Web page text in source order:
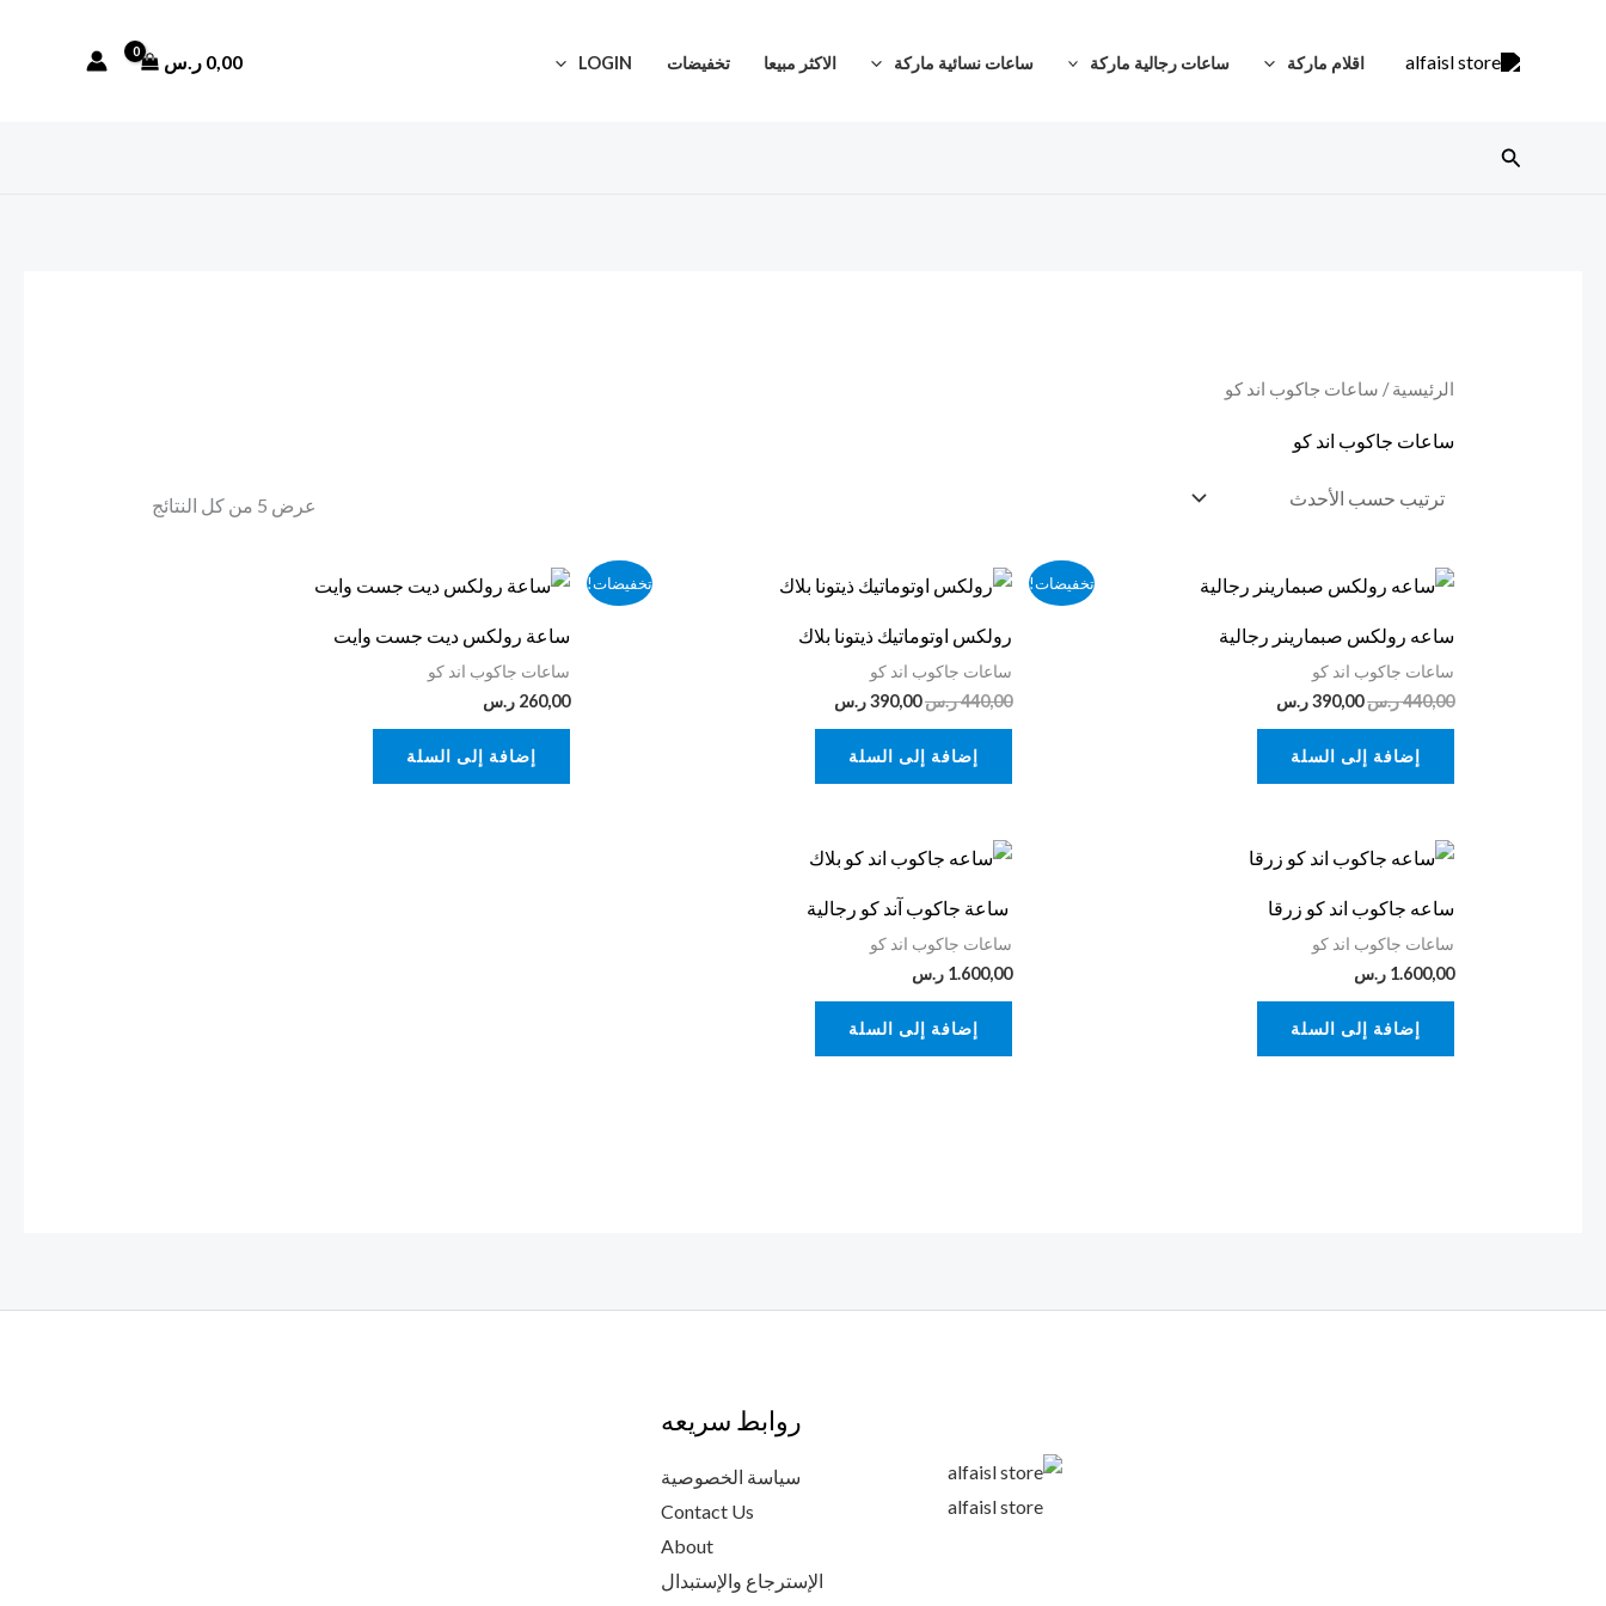
اقلام ماركة ساعات رجالية ماركة ساعات نسائية ماركة الاكثر مبيعا تخفيضات LOGIN
0,00 ر.س
البحث
الرئيسية/ ساعات جاكوب اند كو
ساعات جاكوب اند كو
عرض ⁦5⁩ من كل النتائج
حسب
الأحدث
تخفيضات!
ساعه رولكس صبمارينر رجالية
ساعات جاكوب اند كو
440,00ر.س
السعر
الأصلي
440,00 ر.س.
390,00ر.س
الحالي
390,00 ر.س.
إضافة إلى السلة
تخفيضات!
رولكس اوتوماتيك ذيتونا بلاك
ساعات جاكوب اند كو
440,00ر.س
السعر
الأصلي
440,00 ر.س.
390,00ر.س
السعر
الحالي
390,00 ر.س.
إضافة إلى السلة
ساعة رولكس ديت جست وايت
ساعات جاكوب اند كو
260,00 ر.س
إضافة إلى السلة
ساعه جاكوب اند كو زرقا
ساعات جاكوب اند كو
1.600,00 ر.س
إضافة إلى السلة
ساعة جاكوب آند كو رجالية
ساعات جاكوب اند كو
1.600,00 ر.س
إضافة إلى السلة
alfaisl store
روابط سريعه
سياسة الخصوصية
Contact Us
About
الإسترجاع والإستبدال